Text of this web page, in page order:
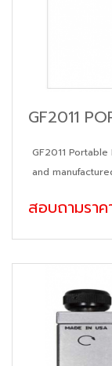
GF2011
GF2011
and
สอบถามราค